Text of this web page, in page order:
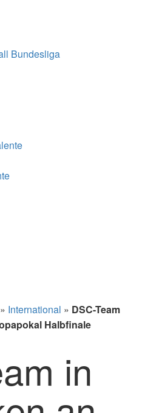
Bundesliga
» International » DSC-Team
Halbfinale
in